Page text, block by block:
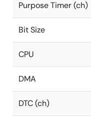
Purpose Timer (ch)
Bit Size
CPU
DMA
DTC (ch)